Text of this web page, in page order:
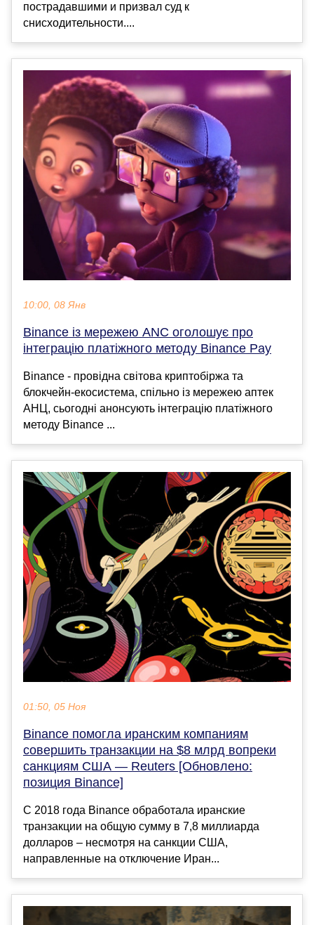
пострадавшими и призвал суд к
снисходительности....
10:00, 08 Янв
Binance із мережею ANC оголошує про
інтеграцію платіжного методу Binance Pay
Binance - провідна світова криптобіржа та
блокчейн-екосистема, спільно із мережею аптек
АНЦ, сьогодні анонсують інтеграцію платіжного
методу Binance ...
01:50, 05 Ноя
Binance помогла иранским компаниям
совершить транзакции на $8 млрд вопреки
санкциям США — Reuters [Обновлено:
позиция Binance]
С 2018 года Binance обработала иранские
транзакции на общую сумму в 7,8 миллиарда
долларов – несмотря на санкции США,
направленные на отключение Иран...